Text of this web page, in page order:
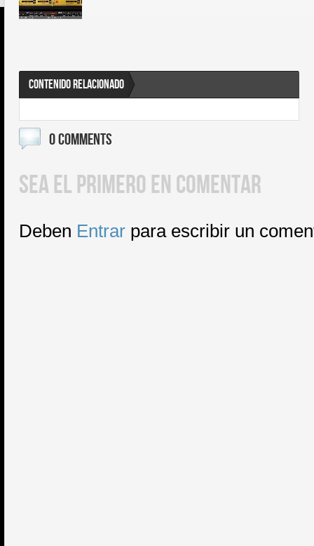
CONTENIDO RELACIONADO
0 COMMENTS
SEA EL PRIMERO EN COMENTAR
Deben Entrar para escribir un